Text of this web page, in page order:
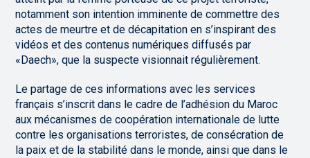
notamment son intention imminente de commettre des
actes de meurtre et de décapitation en s’inspirant des
vidéos et des contenus numériques diffusés par
«Daech», que la suspecte visionnait régulièrement.
Le partage de ces informations avec les services
français s’inscrit dans le cadre de l’adhésion du Maroc
aux mécanismes de coopération internationale de lutte
contre les organisations terroristes, de consécration de
la paix et de la stabilité dans le monde, ainsi que dans le